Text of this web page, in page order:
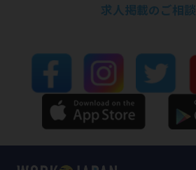
求人掲載のご相談